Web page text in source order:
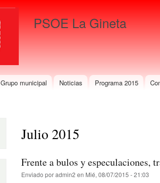
principal
PSOE La Gineta
Grupo municipal Noticias Programa 2015
Julio 2015
Frente a bulos y especulaciones,
Enviado poradmin2 en Mié, 08/07/2015 - 21:03